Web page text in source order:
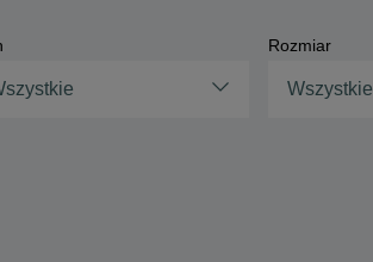
Rozmiar
Wszystkie